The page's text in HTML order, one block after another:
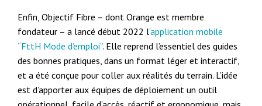
Enfin, Objectif Fibre – dont Orange est membre
fondateur – a lancé début 2022 l’application mobile
“FttH Mode d’emploi”. Elle reprend l’essentiel des guides
des bonnes pratiques, dans un format léger et interactif,
et a été conçue pour coller aux réalités du terrain. L’idée
est d’apporter aux équipes de déploiement un outil